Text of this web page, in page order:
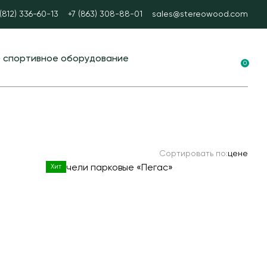
336-60-13 +7 (863) 308-88-01 sales@stereowood.com
спортивное оборудование 0
Сортировать по:цене
Хит